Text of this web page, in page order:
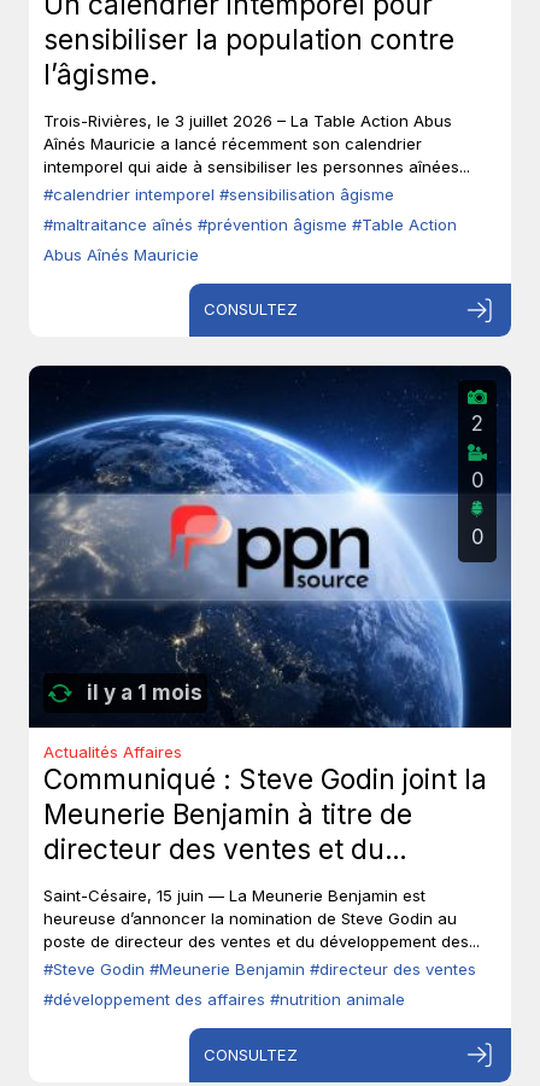
sensibiliser la population contre
l’âgisme.
Trois-Rivières, le 3 juillet 2026 – La Table Action Abus
Aînés Mauricie a lancé récemment son calendrier
intemporel qui aide à sensibiliser les personnes aînées...
#calendrier intemporel #sensibilisation âgisme
#maltraitance aînés #prévention âgisme #Table Action
Abus Aînés Mauricie
CONSULTEZ
il y a 1 mois
2
0
0
Actualités Affaires
Communiqué : Steve Godin joint la
Meunerie Benjamin à titre de
directeur des ventes et du
développement des affaires.
Saint-Césaire, 15 juin — La Meunerie Benjamin est
heureuse d’annoncer la nomination de Steve Godin au
poste de directeur des ventes et du développement des...
#Steve Godin #Meunerie Benjamin #directeur des ventes
#développement des affaires #nutrition animale
CONSULTEZ